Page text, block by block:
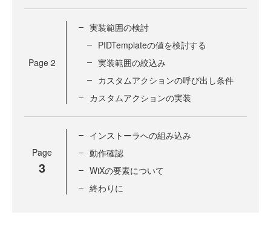
Page 2
実装範囲の検討
PIDTemplateの値を検討する
実装範囲の絞込み
カスタムアクションの呼び出し条件
カスタムアクションの実装
Page
3
インストーラへの組み込み
動作確認
WiXの要素について
終わりに